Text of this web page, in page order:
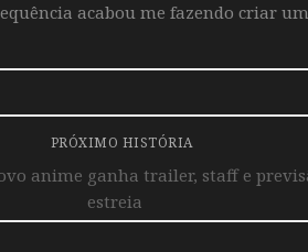
acabou me fazendo criar
PRÓXIMO HISTÓRIA
anime ganha trailer, staff e
estreia